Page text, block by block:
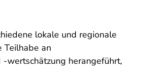
lokale und regionale
Teilhabe an
wertschätzung herangeführt,